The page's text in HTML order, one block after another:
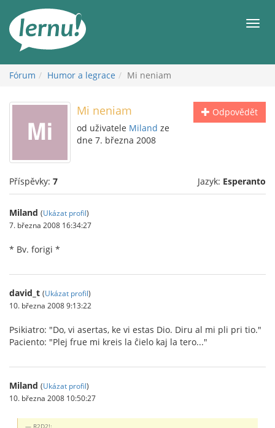
obsahu
Fórum Humor a legrace Mi neniam
Odpovědět
Mi neniam
od uživatele Miland ze
dne 7. března 2008
Příspěvky: 7 Jazyk: Esperanto
Miland (Ukázat profil)
7. března 2008 16:34:27
* Bv. forigi *
david_t (Ukázat profil)
10. března 2008 9:13:22
Psikiatro: "Do, vi asertas, ke vi estas Dio. Diru al mi pli pri tio."
Paciento: "Plej frue mi kreis la ĉielo kaj la tero..."
Miland (Ukázat profil)
10. března 2008 10:50:27
R2D2!: